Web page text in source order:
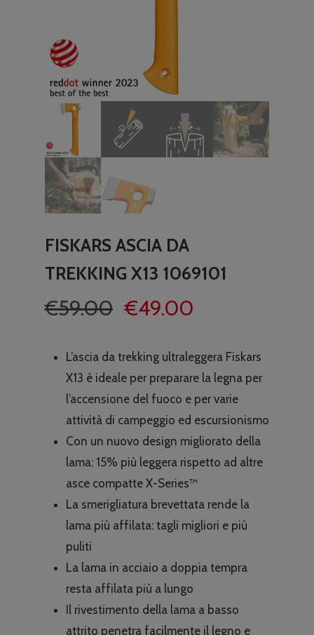
FISKARS ASCIA DA
TREKKING X13 1069101
€59.00 Il
originale
era:
€59.00.
€49.00
attuale
è:
€49.00.
L’ascia da trekking ultraleggera Fiskars
X13 è ideale per preparare la legna per
l’accensione del fuoco e per varie
attività di campeggio ed escursionismo
Con un nuovo design migliorato della
lama: 15% più leggera rispetto ad altre
asce compatte X-Series™
La smerigliatura brevettata rende la
lama più affilata: tagli migliori e più
puliti
La lama in acciaio a doppia tempra
resta affilata più a lungo
Il rivestimento della lama a basso
attrito penetra facilmente il legno e